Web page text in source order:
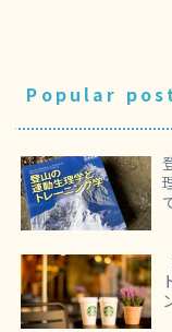
Popular